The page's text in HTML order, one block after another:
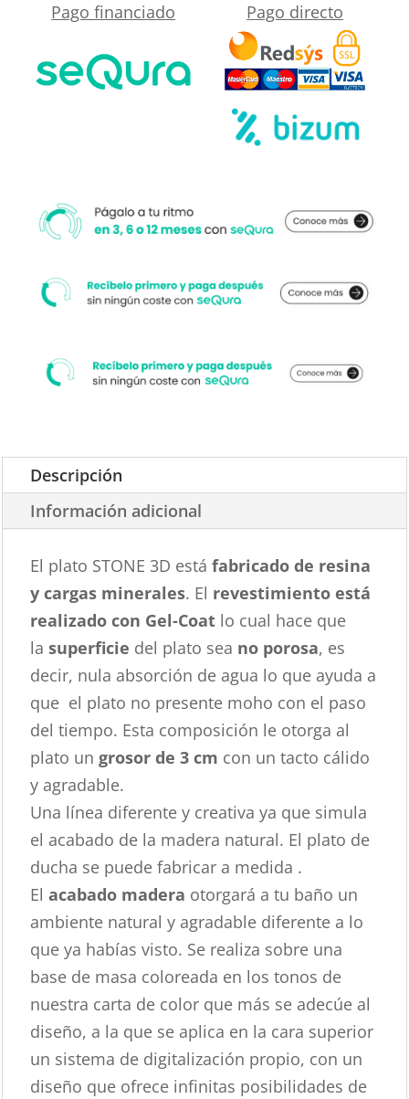
RADIATA
antideslizante
Pago financiado Pago directo
Descripción
Información adicional
El plato STONE 3D estáfabricado de resina
y cargas minerales. El revestimiento está
realizado con Gel-Coat lo cual hace que
lasuperficie del plato sea no porosa, es
decir, nula absorción de agua lo que ayuda a
que el plato no presente moho con el paso
del tiempo. Esta composición le otorga al
plato un grosor de 3 cm con un tacto cálido
y agradable.
Una línea diferente y creativa ya que simula
el acabado de la madera natural. El plato de
ducha se puede fabricar a medida .
Elacabado madera otorgará a tu baño un
ambiente natural y agradable diferente a lo
que ya habías visto. Se realiza sobre una
base de masa coloreada en los tonos de
nuestra carta de color que más se adecúe al
diseño, a la que se aplica en la cara superior
un sistema de digitalización propio, con un
diseño que ofrece infinitas posibilidades de